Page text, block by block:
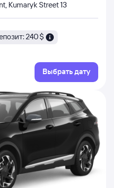
Kumaryk Street 13
240 $
Выбрать дату